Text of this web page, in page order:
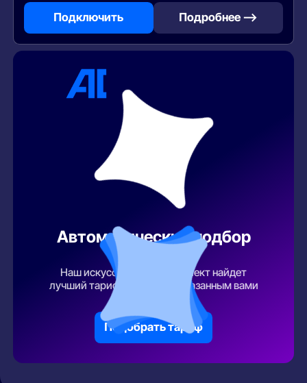
Подключить Подробнее —>
Автоматический подбор
Наш искусственный интеллект найдет
лучший тарифный план по указанным вами
Подобрать тариф